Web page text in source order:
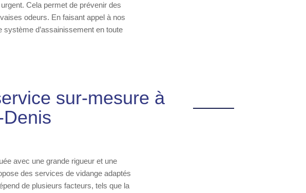
Cela permet de prévenir des
odeurs. En faisant appel à nos
d’assainissement en toute
sur-mesure à
avec une grande rigueur et une
des services de vidange adaptés
de plusieurs facteurs, tels que la